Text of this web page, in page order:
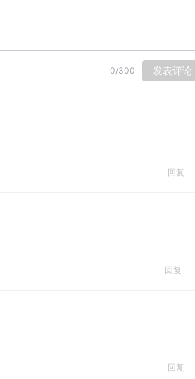
0/300 发表评论
回复
回复
回复